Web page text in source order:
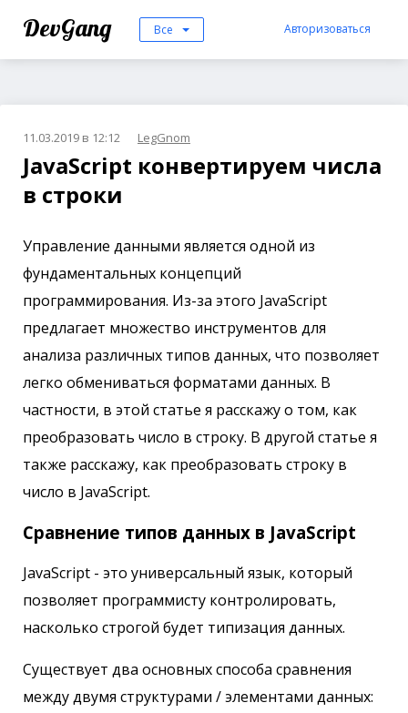
DevGang Все Авторизоваться
11.03.2019 в 12:12 LegGnom
JavaScript конвертируем числа
в строки
Управление данными является одной из
фундаментальных концепций
программирования. Из-за этого JavaScript
предлагает множество инструментов для
анализа различных типов данных, что позволяет
легко обмениваться форматами данных. В
частности, в этой статье я расскажу о том, как
преобразовать число в строку. В другой статье я
также расскажу, как преобразовать строку в
число в JavaScript.
Сравнение типов данных в JavaScript
JavaScript - это универсальный язык, который
позволяет программисту контролировать,
насколько строгой будет типизация данных.
Существует два основных способа сравнения
между двумя структурами / элементами данных: